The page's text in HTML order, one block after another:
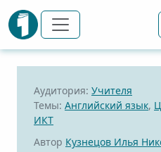
Аудитория: Учителя
Темы: Английский язык,
ИКТ
Автор Кузнецов Илья